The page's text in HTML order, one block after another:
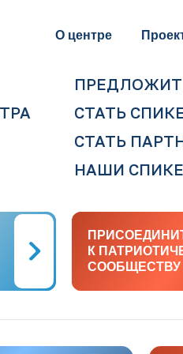
О центре
СТАТЬ
СТАТЬ
НАШИ
К
СООБЩЕСТВУ
К
СООБЩЕСТВУ